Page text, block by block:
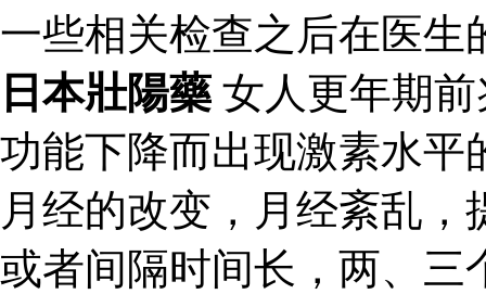
一些相关检查之后在医生
日本壯陽藥 女人更年期
功能下降而出现激素水平
月经的改变，月经紊乱
或者间隔时间长，两、三